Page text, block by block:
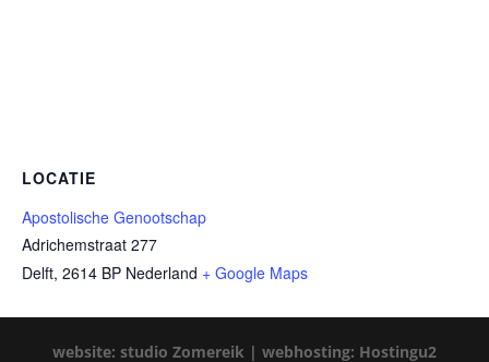
LOCATIE
Apostolische Genootschap
Adrichemstraat 277
Delft, 2614 BP Nederland + Google Maps
website: studio Zomereik | webhosting: Hostingu2